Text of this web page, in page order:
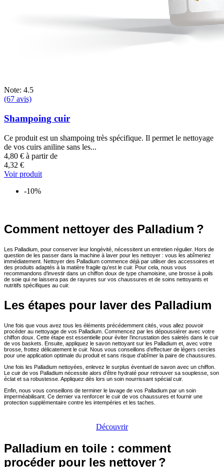
Note: 4.5
(67 avis)
Shampoing cuir
Ce produit est un shampoing très spécifique. Il permet le nettoyage
de vos cuirs aniline sans les...
4,80 € à partir de
4,32 €
Voir produit
-10%
Comment nettoyer des Palladium ?
Les Palladium, pour conserver leur longévité, nécessitent un entretien régulier. Hors de
question de les passer dans la machine à laver pour les nettoyer : vous les abîmeriez
immédiatement. Nettoyer des Palladium commence déjà par utiliser des accessoires et
des produits adaptés à la matière fragile qu’est le cuir. Pour cela, nous vous
recommandons d’investir dans un chiffon doux de type chamoisine, une brosse à poils
de soie qui ne laissera pas de rayures sur vos chaussures et de soins nettoyants et
nutritifs spécifiques au cuir.
Les étapes pour laver des Palladium
Une fois que vous avez tous les éléments précédemment cités, vous allez pouvoir
procéder au nettoyage de vos Palladium. Commencez par les dépoussiérer avec votre
chiffon doux. Cette étape est essentielle pour éviter l’incrustation des saletés dans le cuir
de vos baskets. Ensuite, appliquez le savon nettoyant sur les Palladium et, avec votre
brosse, frottez délicatement le cuir. Nous vous conseillons d’effectuer de légers cercles
pour une application optimale du produit et sans risque d’abîmer la paire de chaussures.
Une fois les Palladium nettoyées, enlevez le surplus éventuel de savon avec un chiffon.
Le cuir de vos Palladium nécessite alors d’être hydraté pour retrouver sa souplesse, son
éclat et sa robustesse. Appliquez dès lors un soin nourrissant spécial cuir.
Enfin, nous vous conseillons de terminer le lavage de vos Palladium par un soin
imperméabilisant. Ce dernier va renforcer le cuir de vos chaussures et fournir une
protection supplémentaire contre les intempéries et les taches.
Découvrir
Palladium en toile : comment
procéder pour les nettoyer ?